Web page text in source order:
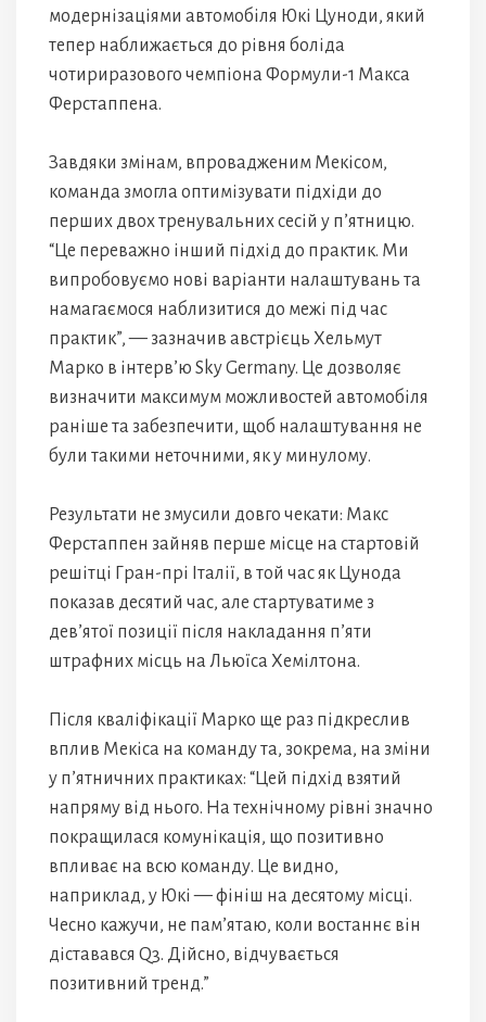
модернізаціями автомобіля Юкі Цуноди, який
тепер наближається до рівня боліда
чотириразового чемпіона Формули-1 Макса
Ферстаппена.
Завдяки змінам, впровадженим Мекісом,
команда змогла оптимізувати підхіди до
перших двох тренувальних сесій у п’ятницю.
“Це переважно інший підхід до практик. Ми
випробовуємо нові варіанти налаштувань та
намагаємося наблизитися до межі під час
практик”, — зазначив австрієць Хельмут
Марко в інтерв’ю Sky Germany. Це дозволяє
визначити максимум можливостей автомобіля
раніше та забезпечити, щоб налаштування не
були такими неточними, як у минулому.
Результати не змусили довго чекати: Макс
Ферстаппен зайняв перше місце на стартовій
решітці Гран-прі Італії, в той час як Цунода
показав десятий час, але стартуватиме з
дев’ятої позиції після накладання п’яти
штрафних місць на Льюїса Хемілтона.
Після кваліфікації Марко ще раз підкреслив
вплив Мекіса на команду та, зокрема, на зміни
у п’ятничних практиках: “Цей підхід взятий
напряму від нього. На технічному рівні значно
покращилася комунікація, що позитивно
впливає на всю команду. Це видно,
наприклад, у Юкі — фініш на десятому місці.
Чесно кажучи, не пам’ятаю, коли востаннє він
діставався Q3. Дійсно, відчувається
позитивний тренд.”